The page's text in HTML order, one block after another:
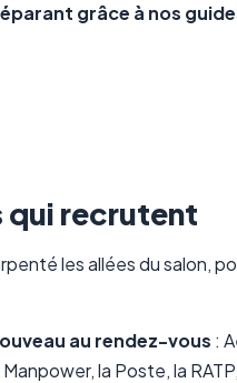
grâce à nos
qui recrutent
les allées du salon,
au rendez-vous :
la Poste, la